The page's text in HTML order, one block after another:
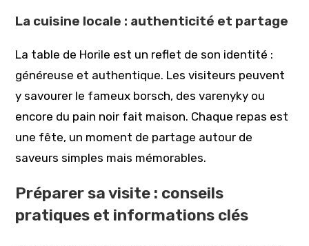
La cuisine locale : authenticité et partage
La table de Horile est un reflet de son identité :
généreuse et authentique. Les visiteurs peuvent
y savourer le fameux borsch, des varenyky ou
encore du pain noir fait maison. Chaque repas est
une fête, un moment de partage autour de
saveurs simples mais mémorables.
Préparer sa visite : conseils
pratiques et informations clés